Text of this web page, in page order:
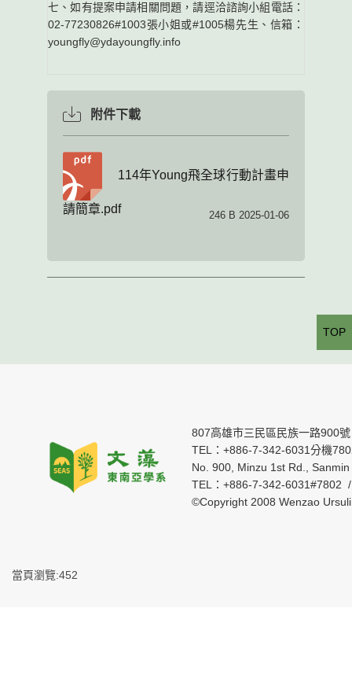
七、如有提案申請相關問題，請逕洽諮詢小組電話：
02-77230826#1003張小姐或#1005楊先生、信箱：
youngfly@ydayoungfly.info
附件下載
114年Young飛全球行動計畫申
請簡章.pdf 246 B 2025-01-06
807高雄市三民區民族一路900號
TEL：+886-7-342-6031分機
No. 900, Minzu 1st Rd.,
TEL：+886-7-342-6031#7802
©Copyright 2008 Wenzao
當頁瀏覽:452
TOP